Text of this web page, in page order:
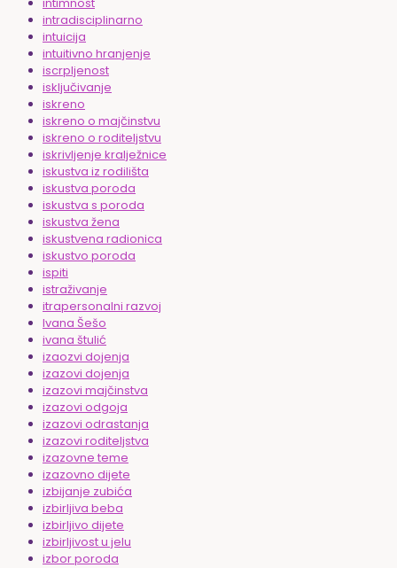
intradisciplinarno
intuicija
intuitivno hranjenje
iscrpljenost
isključivanje
iskreno
iskreno o majčinstvu
iskreno o roditeljstvu
iskrivljenje kralježnice
iskustva iz rodilišta
iskustva poroda
iskustva s poroda
iskustva žena
iskustvena radionica
iskustvo poroda
ispiti
istraživanje
itrapersonalni razvoj
Ivana Šešo
ivana štulić
izaozvi dojenja
izazovi dojenja
izazovi majčinstva
izazovi odgoja
izazovi odrastanja
izazovi roditeljstva
izazovne teme
izazovno dijete
izbijanje zubića
izbirljiva beba
izbirljivo dijete
izbirljivost u jelu
izbor poroda